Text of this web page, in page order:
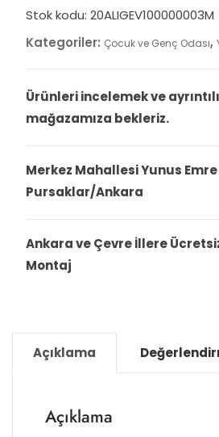
Stok kodu: 20ALIGEV100000003M
Kategoriler: Çocuk ve Genç Odası,
Ürünleri incelemek ve
mağazamıza bekleriz.
Merkez Mahallesi Yunus
Pursaklar/Ankara
Ankara ve Çevre İllere
Montaj
Açıklama
Açıklama